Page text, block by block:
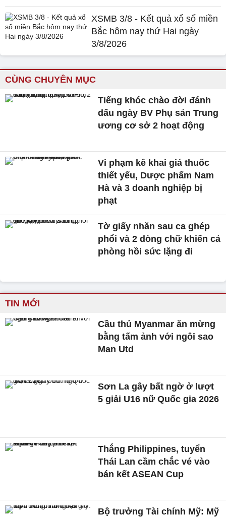
XSMB 3/8 - Kết quả xổ số miền
Bắc hôm nay thứ Hai ngày
3/8/2026
CÙNG CHUYÊN MỤC
Tiếng khóc chào đời đánh
dấu ngày BV Phụ sản Trung
ương cơ sở 2 hoạt động
Vi phạm kê khai giá thuốc
thiết yếu, Dược phẩm Nam
Hà và 3 doanh nghiệp bị
phạt
Tờ giấy nhăn sau ca ghép
phổi và 2 dòng chữ khiến cả
phòng hồi sức lặng đi
TIN MỚI
Cầu thủ Myanmar ăn mừng
bằng tấm ảnh với ngôi sao
Man Utd
Sơn La gây bất ngờ ở lượt
5 giải U16 nữ Quốc gia 2026
Thắng Philippines, tuyển
Thái Lan cầm chắc vé vào
bán kết ASEAN Cup
Bộ trưởng Tài chính Mỹ: Mỹ